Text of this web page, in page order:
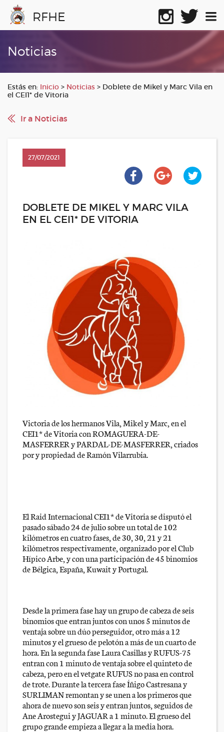
RFHE
Noticias
Estás en: Inicio > Noticias > Doblete de Mikel y Marc Vila en
el CEI1* de Vitoria
Ir a Noticias
27/07/2021
DOBLETE DE MIKEL Y MARC VILA
EN EL CEI1* DE VITORIA
Victoria de los hermanos Vila, Mikel y Marc, en el
CEI1* de Vitoria con ROMAGUERA-DE-
MASFERRER y PARDAL-DE-MASFERRER, criados
por y propiedad de Ramón Vilarrubia.
El Raid Internacional CEI1* de Vitoria se disputó el
pasado sábado 24 de julio sobre un total de 102
kilómetros en cuatro fases, de 30, 30, 21 y 21
kilómetros respectivamente, organizado por el Club
Hípico Arbe, y con una participación de 45 binomios
de Bélgica, España, Kuwait y Portugal.
Desde la primera fase hay un grupo de cabeza de seis
binomios que entran juntos con unos 5 minutos de
ventaja sobre un dúo perseguidor, otro más a 12
minutos y el grueso de pelotón a más de un cuarto de
hora. En la segunda fase Laura Casillas y RUFUS-75
entran con 1 minuto de ventaja sobre el quinteto de
cabeza, pero en el vetgate RUFUS no pasa en control
de trote. Durante la tercera fase Íñigo Castresana y
SURLIMAN remontan y se unen a los primeros que
ahora de nuevo son seis y entran juntos, seguidos de
Ane Arostegui y JAGUAR a 1 minuto. El grueso del
grupo grande empieza a llegar a la media hora.